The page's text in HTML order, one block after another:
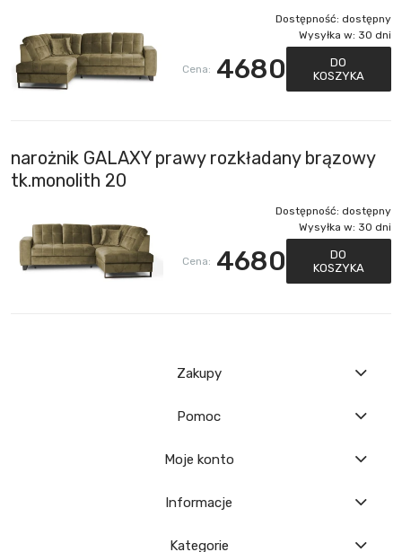
Dostępność: dostępny
Wysyłka w: 30 dni
Cena: 4680
DO
KOSZYKA
narożnik GALAXY prawy rozkładany brązowy
tk.monolith 20
Dostępność: dostępny
Wysyłka w: 30 dni
Cena: 4680
DO
KOSZYKA
Zakupy
Pomoc
Moje konto
Informacje
Kategorie